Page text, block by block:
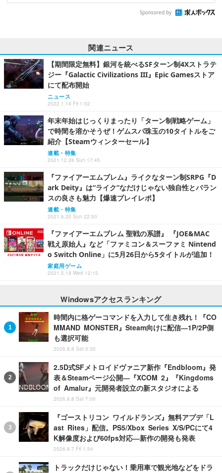
Sponsored by
関連ニュース
【期間限定無料】銀河を統べるSFターン制4Xストラテ
ジー『Galactic Civilizations III』Epic Gamesストア
にて配布開始
ニュース
2022.1.14 Fri 1:02
年末年始はじっくりまったり「ターン制戦略ゲーム」
で時間を溶かそうぜ！ゲムスパ珠玉の10タイトルをご
紹介【Steamウィンターセール】
連載・特集
2021.12.26 Sun 17:45
『ファイアーエムブレム』ライクなターン制SRPG『D
ark Deity』は“ライク”なだけじゃない独自性とバラン
スの良さも魅力【爆速プレイレポ】
連載・特集
2021.6.20 Sun 22:00
『ファイアーエムブレム 聖戦の系譜』 『JOE&MAC
戦え原始人』など「ファミコン＆スーファミ Nintend
o Switch Online」に5月26日から5タイトルが追加！
家庭用ゲーム
2021.5.19 Wed 12:15
Windowsアクセスランキング
時間内に格ゲーコマンドを入力して生き残れ！『CO
MMAND MONSTER』Steam向けに配信―1P/2P側
も選択可能
2026.8.8 Sat 0:30
2.5D式SFメトロイドヴァニア新作『Endbloom』発
表＆Steamページ公開―『XCOM 2』『Kingdoms
of Amalur』元開発者設立の新スタジオによる
2026.8.8 Sat 7:00
『ゴーストリコン ワイルドランズ』無料アプデ「L
ast Rites」配信。PS5/Xbox Series X/S/PCにて4
K解像度および60fps対応―新作の開発も発表
2026.8.7 Fri 1:54
トラックだけじゃない！乗用車で観光地などをドラ